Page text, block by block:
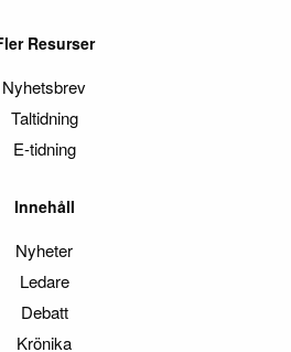
Resurser
Nyhetsbrev
Taltidning
E-tidning
Innehåll
Nyheter
Ledare
Debatt
Krönika